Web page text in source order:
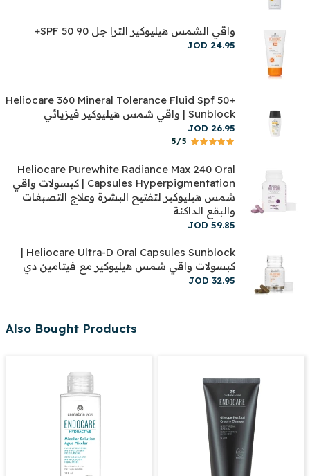
واقي الشمس هيليوكير الترا جل 90 SPF 50+
JOD 24.95
Heliocare 360 Mineral Tolerance Fluid Spf 50+
Sunblock | واقي شمس هيليوكير فيزيائي
JOD 26.95
5/5
Heliocare Purewhite Radiance Max 240 Oral
Capsules Hyperpigmentation | كبسولات واقي
شمس هيليوكير لتفتيح البشرة وعلاج التصبغات
والبقع الداكنة
JOD 59.85
Heliocare Ultra-D Oral Capsules Sunblock |
كبسولات واقي شمس هيليوكير مع فيتامين دي
JOD 32.95
Also Bought Products